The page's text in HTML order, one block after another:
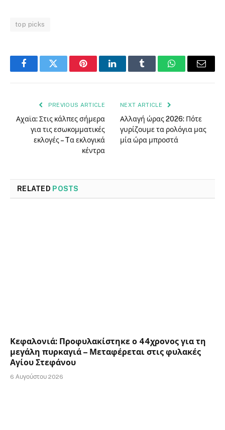
top picks
FacebookTwitter PinterestLinkedInTumblr WhatsAppEmail
PREVIOUS ARTICLE
Αχαϊα: Στις κάλπες σήμερα
για τις εσωκομματικές
εκλογές – Tα εκλογικά
κέντρα
NEXT ARTICLE
Αλλαγή ώρας 2026: Πότε
γυρίζουμε τα ρολόγια μας
μία ώρα μπροστά
RELATED POSTS
Κεφαλονιά: Προφυλακίστηκε ο 44χρονος για τη
μεγάλη πυρκαγιά – Μεταφέρεται στις φυλακές
Αγίου Στεφάνου
6 Αυγούστου 2026